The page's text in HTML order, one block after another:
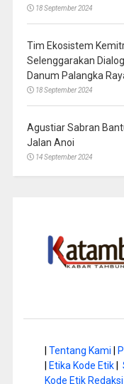
18 September 2024
Tim Ekosistem
Selenggarakan
Danum Palangka
18 September 2024
Agustiar Sabran
Jalan Anoi
14 September 2024
Tentang Kami
Etika Kode Etik|
Kode Etik